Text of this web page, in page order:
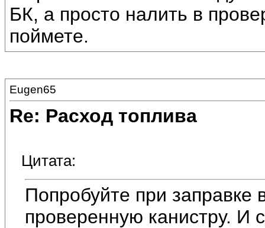
БК, а просто налить в
поймете.
Eugen65
Re: Расход топлива
Цитата:
Попробуйте при заправке
проверенную канистру. И